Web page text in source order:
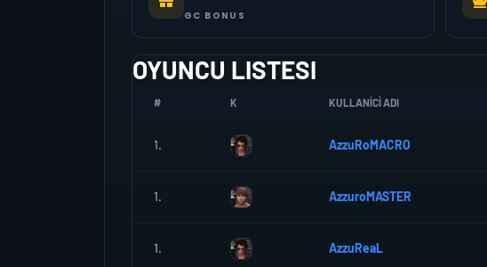
GC BONUS
OYUNCU LISTESI
# K KULLANICI ADI
1. AzzuRoMACRO
1. AzzuroMASTER
1. AzzuReaL